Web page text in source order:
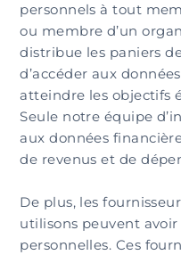
personnels à tout
ou membre d’un
distribue les paniers
d’accéder aux
atteindre les objectifs
Seule notre équipe
aux données
de revenus et de
De plus, les
utilisons peuvent avoir
personnelles. Ces